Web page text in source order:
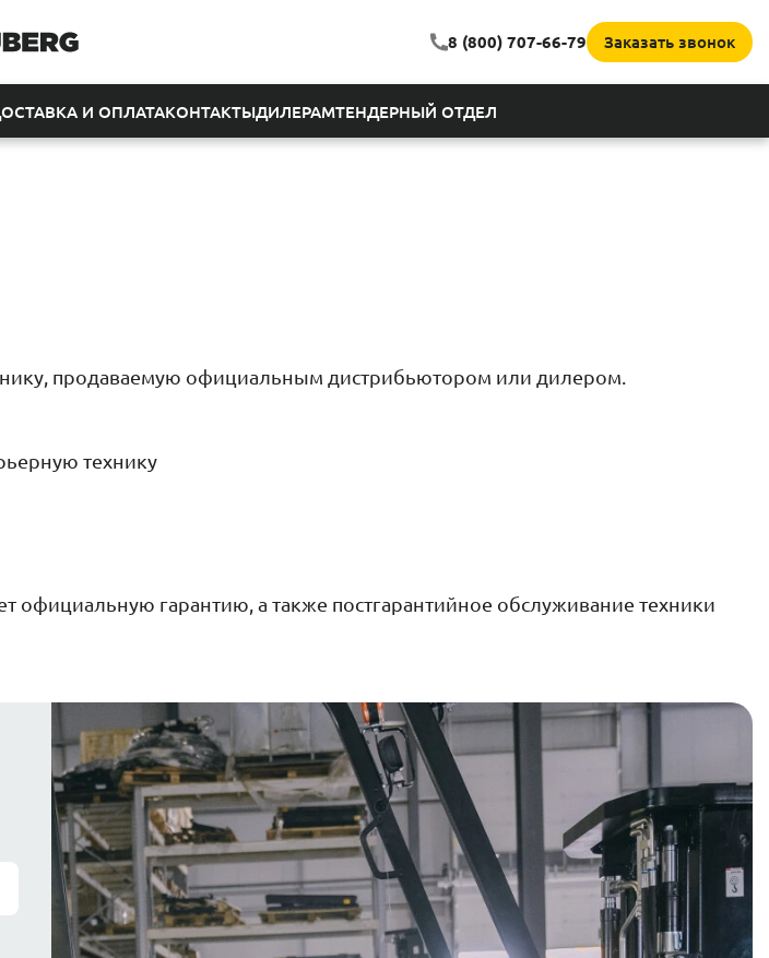
8 (800) 707-66-79 Заказать звонок
И ОПЛАТАКОНТАКТЫДИЛЕРАМТЕНДЕРНЫЙ ОТДЕЛ
продаваемую официальным дистрибьютором или дилером.
технику
официальную гарантию, а также постгарантийное обслуживание техники